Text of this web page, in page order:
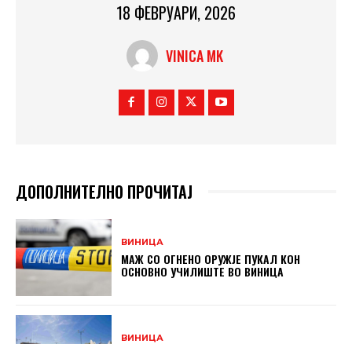
18 ФЕВРУАРИ, 2026
VINICA MK
ДОПОЛНИТЕЛНО ПРОЧИТАЈ
ВИНИЦА
МАЖ СО ОГНЕНО ОРУЖЈЕ ПУКАЛ КОН
ОСНОВНO УЧИЛИШТЕ ВО ВИНИЦА
ВИНИЦА